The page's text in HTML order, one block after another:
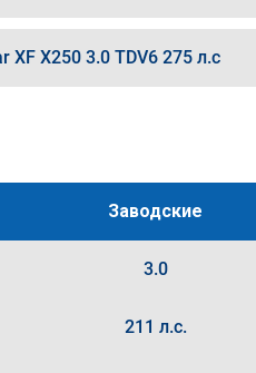
XF X250 3.0 TDV6 275 л.с
Заводские
3.0
211 л.с.